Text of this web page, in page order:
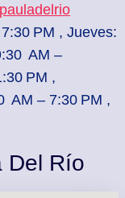
PM , Jueves:
AM –
PM ,
AM – 7:30 PM ,
Del Río